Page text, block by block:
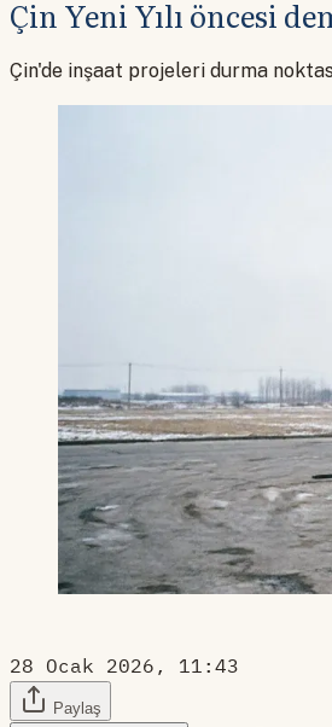
Çin Yeni Yılı öncesi
Çin'de inşaat projeleri durma
28 Ocak 2026, 11:43
Paylaş